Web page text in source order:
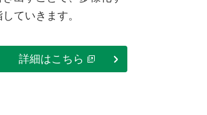
ていきます。
詳細はこちら